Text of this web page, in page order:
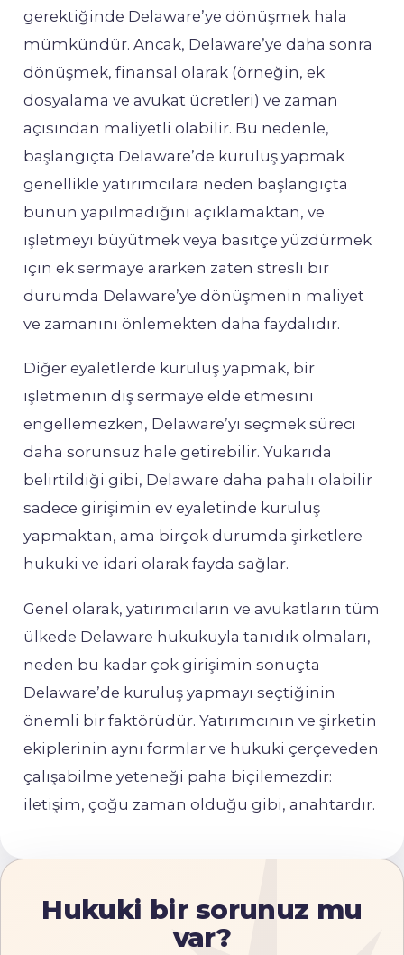
gerektiğinde Delaware’ye dönüşmek hala
mümkündür. Ancak, Delaware’ye daha sonra
dönüşmek, finansal olarak (örneğin, ek
dosyalama ve avukat ücretleri) ve zaman
açısından maliyetli olabilir. Bu nedenle,
başlangıçta Delaware’de kuruluş yapmak
genellikle yatırımcılara neden başlangıçta
bunun yapılmadığını açıklamaktan, ve
işletmeyi büyütmek veya basitçe yüzdürmek
için ek sermaye ararken zaten stresli bir
durumda Delaware’ye dönüşmenin maliyet
ve zamanını önlemekten daha faydalıdır.
Diğer eyaletlerde kuruluş yapmak, bir
işletmenin dış sermaye elde etmesini
engellemezken, Delaware’yi seçmek süreci
daha sorunsuz hale getirebilir. Yukarıda
belirtildiği gibi, Delaware daha pahalı olabilir
sadece girişimin ev eyaletinde kuruluş
yapmaktan, ama birçok durumda şirketlere
hukuki ve idari olarak fayda sağlar.
Genel olarak, yatırımcıların ve avukatların tüm
ülkede Delaware hukukuyla tanıdık olmaları,
neden bu kadar çok girişimin sonuçta
Delaware’de kuruluş yapmayı seçtiğinin
önemli bir faktörüdür. Yatırımcının ve şirketin
ekiplerinin aynı formlar ve hukuki çerçeveden
çalışabilme yeteneği paha biçilemezdir:
iletişim, çoğu zaman olduğu gibi, anahtardır.
Hukuki bir sorunuz mu
var?